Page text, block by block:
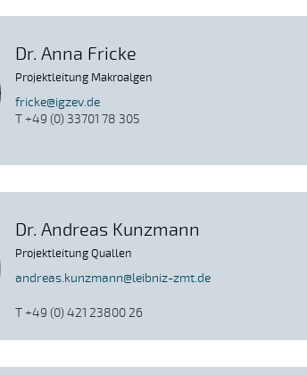
Dr. Anna Fricke
Projektleitung Makroalgen
fricke@igzev.de
T +49 (0) 33701 78 305
Dr. Andreas Kunzmann
Projektleitung Quallen
andreas.kunzmann@leibniz-zmt.de
T +49 (0) 421 23800 26